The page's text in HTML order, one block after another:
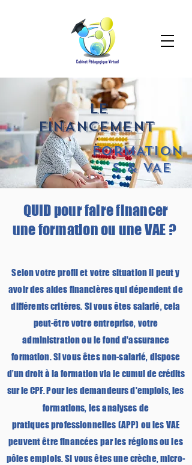
LE
FINANCEMENT
FORMATION
S & VAE
QUID pour faire financer
une formation ou une VAE ?
Selon votre profil et votre situation il peut y
avoir des aides financières qui dépendent de
différents critères. Si vous êtes salarié, cela
peut-être votre entreprise, votre
administration ou le fond d'assurance
formation. Si vous êtes non-salarié, dispose
d’un droit à la formation via le cumul de crédits
sur le CPF.Pour les demandeurs d'emplois, les
formations, les analyses de
pratiquesprofessionnelles (APP) ou les VAE
peuvent être financées par les régions ou les
pôles emplois. Si vous êtes une crèche, micro-